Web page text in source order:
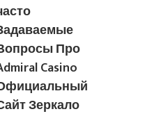
Про
Casino
Зеркало